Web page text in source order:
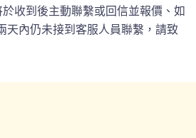
收到後主動聯繫或回信並報價、如
天內仍未接到客服人員聯繫，請致